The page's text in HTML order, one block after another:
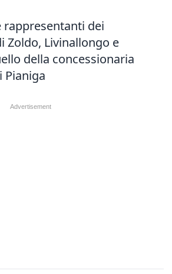
dei
Zoldo, Livinallongo e
della concessionaria
Pianiga